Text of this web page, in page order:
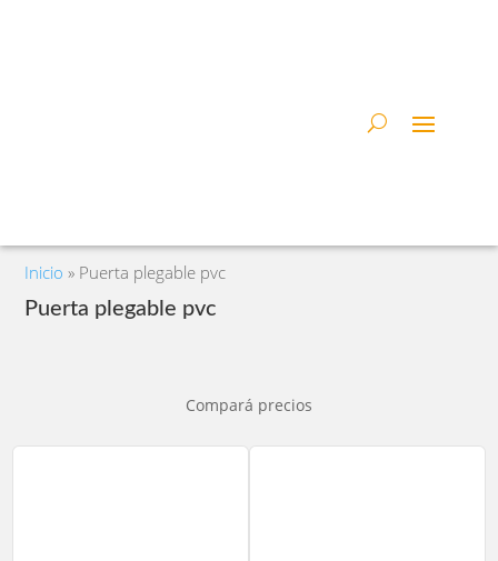
Inicio » Puerta plegable pvc
Puerta plegable pvc
Compará precios